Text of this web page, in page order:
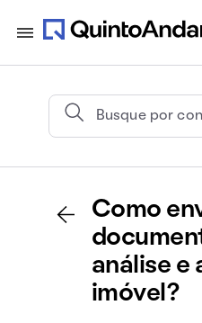
Como
análise e
imóvel?